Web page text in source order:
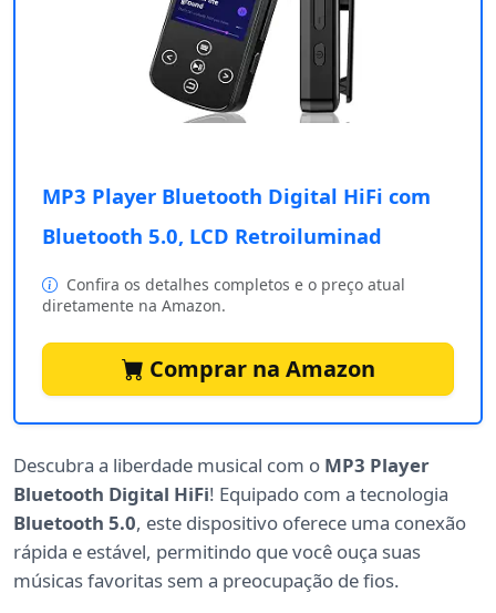
MP3 Player Bluetooth Digital HiFi com
Bluetooth 5.0, LCD Retroiluminad
Confira os detalhes completos e o preço atual
diretamente na Amazon.
Comprar na Amazon
Descubra a liberdade musical com o MP3 Player
Bluetooth Digital HiFi! Equipado com a tecnologia
Bluetooth 5.0, este dispositivo oferece uma conexão
rápida e estável, permitindo que você ouça suas
músicas favoritas sem a preocupação de fios.